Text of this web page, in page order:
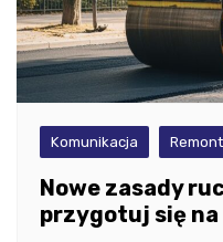
Komunikacja
Nowe zasady
przygotuj się